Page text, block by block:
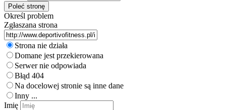
Określ problem
Zgłaszana strona
Strona nie działa
Domane jest przekierowana
Serwer nie odpowiada
Błąd 404
Na docelowej stronie są inne dane
Inny ...
Imię